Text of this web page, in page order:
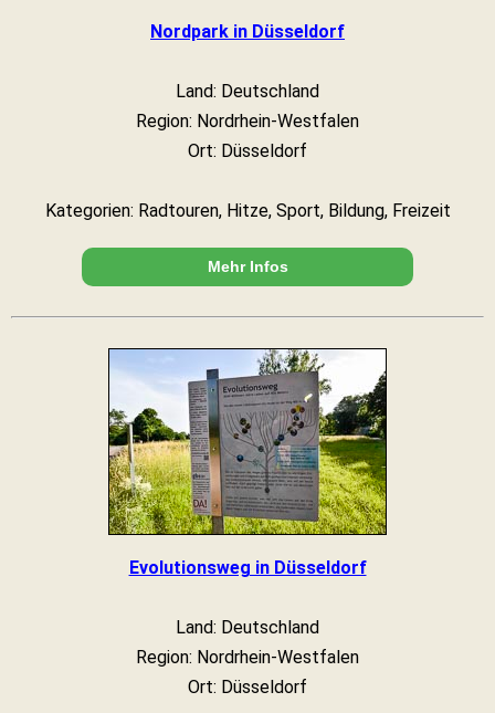
Nordpark in Düsseldorf
Land: Deutschland
Region: Nordrhein-Westfalen
Ort: Düsseldorf
Kategorien: Radtouren, Hitze, Sport, Bildung, Freizeit
Mehr Infos
Evolutionsweg in Düsseldorf
Land: Deutschland
Region: Nordrhein-Westfalen
Ort: Düsseldorf